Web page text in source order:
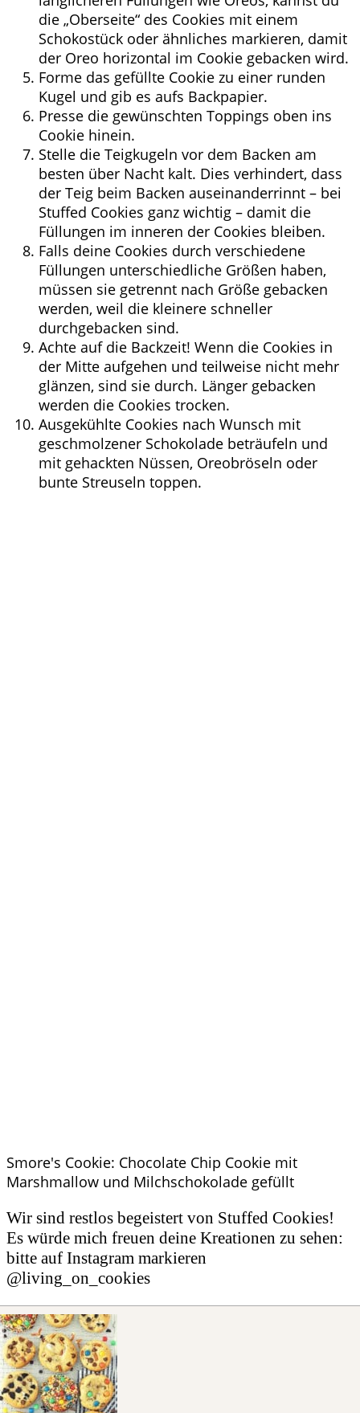
die „Oberseite“ des Cookies mit einem
Schokostück oder ähnliches markieren, damit
der Oreo horizontal im Cookie gebacken wird.
Forme das gefüllte Cookie zu einer runden
Kugel und gib es aufs Backpapier.
Presse die gewünschten Toppings oben ins
Cookie hinein.
Stelle die Teigkugeln vor dem Backen am
besten über Nacht kalt. Dies verhindert, dass
der Teig beim Backen auseinanderrinnt – bei
Stuffed Cookies ganz wichtig – damit die
Füllungen im inneren der Cookies bleiben.
Falls deine Cookies durch verschiedene
Füllungen unterschiedliche Größen haben,
müssen sie getrennt nach Größe gebacken
werden, weil die kleinere schneller
durchgebacken sind.
Achte auf die Backzeit! Wenn die Cookies in
der Mitte aufgehen und teilweise nicht mehr
glänzen, sind sie durch. Länger gebacken
werden die Cookies trocken.
Ausgekühlte Cookies nach Wunsch mit
geschmolzener Schokolade beträufeln und
mit gehackten Nüssen, Oreobröseln oder
bunte Streuseln toppen.
Smore's Cookie: Chocolate Chip Cookie mit
Marshmallow und Milchschokolade gefüllt
Wir sind restlos begeistert von Stuffed Cookies!
Es würde mich freuen deine Kreationen zu sehen:
bitte auf Instagram markieren
@living_on_cookies